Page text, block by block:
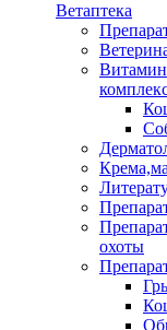
Ветаптека
охоты